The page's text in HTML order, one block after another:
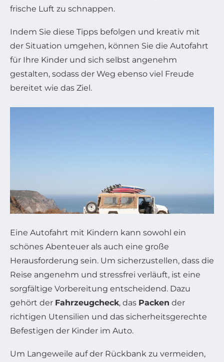
frische Luft zu schnappen.
Indem Sie diese Tipps befolgen und kreativ mit
der Situation umgehen, können Sie die Autofahrt
für Ihre Kinder und sich selbst angenehm
gestalten, sodass der Weg ebenso viel Freude
bereitet wie das Ziel.
Eine Autofahrt mit Kindern kann sowohl ein
schönes Abenteuer als auch eine große
Herausforderung sein. Um sicherzustellen, dass die
Reise angenehm und stressfrei verläuft, ist eine
sorgfältige Vorbereitung entscheidend. Dazu
gehört der Fahrzeugcheck, das Packen der
richtigen Utensilien und das sicherheitsgerechte
Befestigen der Kinder im Auto.
Um Langeweile auf der Rückbank zu vermeiden,